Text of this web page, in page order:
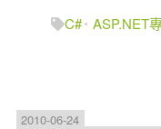
C# ASP.NET
2010-06-24